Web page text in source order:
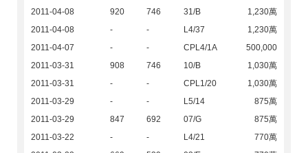
2011-04-08
920 746 31/B
1,230萬
2011-04-08
- - L4/37
1,230萬
2011-04-07
- - CPL4/1A
500,000
2011-03-31
908 746 10/B
1,030萬
2011-03-31
- - CPL1/20
1,030萬
2011-03-29
- - L5/14
875萬
2011-03-29
847 692 07/G
875萬
2011-03-22
- - L4/21
770萬